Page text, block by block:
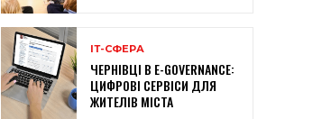
ІТ-СФЕРА
ЧЕРНІВЦІ В E-GOVERNANCE:
ЦИФРОВІ СЕРВІСИ ДЛЯ
ЖИТЕЛІВ МІСТА